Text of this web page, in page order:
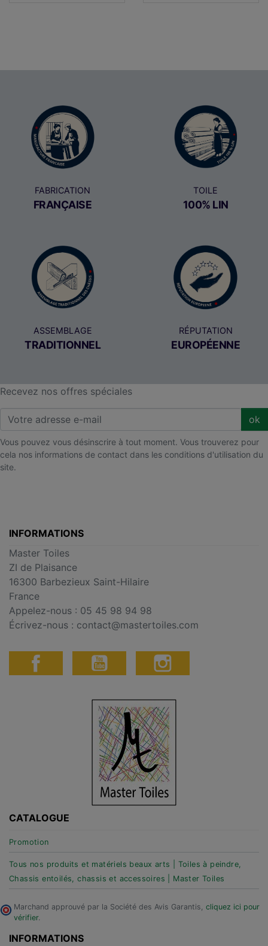
FABRICATION
FRANÇAISE
TOILE
100% LIN
ASSEMBLAGE
TRADITIONNEL
RÉPUTATION
EUROPÉENNE
Recevez nos offres spéciales
ok
Vous pouvez vous désinscrire à tout moment. Vous trouverez pour
cela nos informations de contact dans les conditions d'utilisation du
site.
INFORMATIONS
Master Toiles
ZI de Plaisance
16300 Barbezieux Saint-Hilaire
France
Appelez-nous : 05 45 98 94 98
Écrivez-nous : contact@mastertoiles.com
CATALOGUE
Promotion
Tous nos produits et matériels beaux arts | Toiles à peindre,
Chassis entoilés, chassis et accessoires | Master Toiles
Marchand approuvé par la Société des Avis Garantis, cliquez ici pour
vérifier.
INFORMATIONS